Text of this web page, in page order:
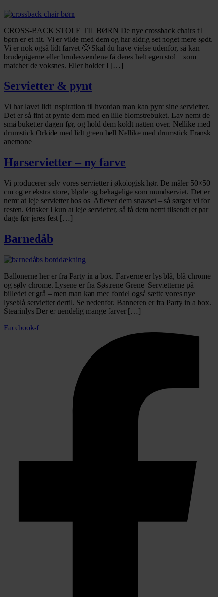
CROSS-BACK STOLE TIL BØRN De nye crossback chairs til
børn er et hit. Vi er vilde med dem og har aldrig set noget mere sødt.
Vi er nok også lidt farvet 🙂 Skal du have vielse udenfor, så kan
brudepigerne eller brudesvendene få deres helt egen stol – som
matcher de voksnes. Eller holder I […]
Servietter & pynt
Vi har lavet lidt inspiration til hvordan man kan pynt sine servietter.
Det er så fint at pynte dem med en lille blomstrebuket. Lav nemt de
små buketter dagen før, og hold dem koldt natten over. Nellike med
drumstick Orkide med lidt green bell Nellike med drumstick Fransk
anemone
Hørservietter – ny farve
Vi producerer selv vores servietter i økologisk hør. De måler 50×50
cm og er ekstra store, bløde og behagelige som mundserviet. Det er
nemt at leje servietter hos os. Aflever dem snavset – så sørger vi for
resten. Ønsker I kun at leje servietter, så få dem nemt tilsendt et par
dage før jeres fest […]
Barnedåb
Ballonerne her er fra Party in a box. Farverne er lys blå, blå chrome
og sølv chrome. Lysene er fra Søstrene Grene. Servietterne på
billedet er grå – men man kan med fordel også sætte vores nye
lyseblå servietter dertil. Se nedenfor. Banneren er fra Party in a box.
Stearinlys Der er uendelig mange farver […]
Facebook-f